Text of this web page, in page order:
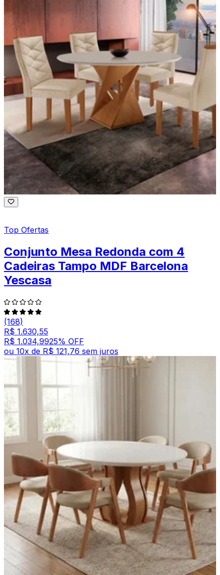
Top Ofertas
Conjunto Mesa Redonda com 4
Cadeiras Tampo MDF Barcelona
Yescasa
(168)
R$ 1.630,55
R$ 1.034,9925% OFF
ou 10x de R$ 121,76 sem juros